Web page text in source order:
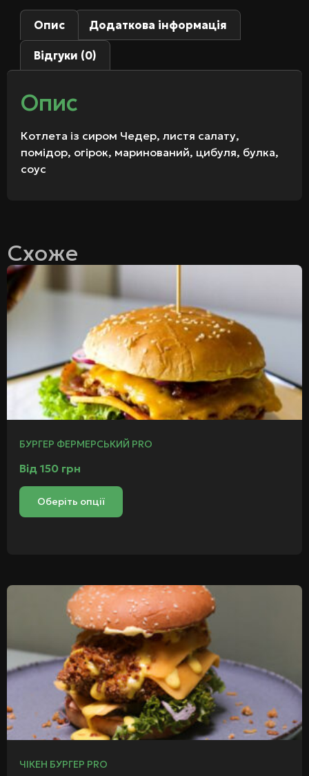
Опис Додаткова інформація
Відгуки (0)
Опис
Котлета із сиром Чедер, листя салату,
помідор, огірок, маринований, цибуля, булка,
соус
Схоже
БУРГЕР ФЕРМЕРСЬКИЙ PRO
Від 150 грн
Оберіть опції
ЧІКЕН БУРГЕР PRO